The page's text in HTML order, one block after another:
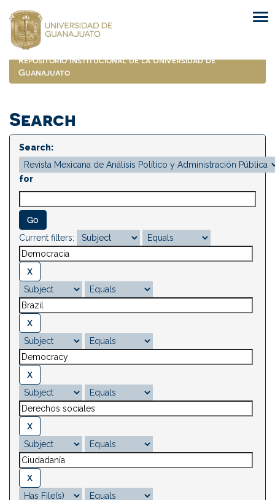
navigation
Repositorio Institucional de la Universidad de
Guanajuato
Search
Search:
for
Current filters: